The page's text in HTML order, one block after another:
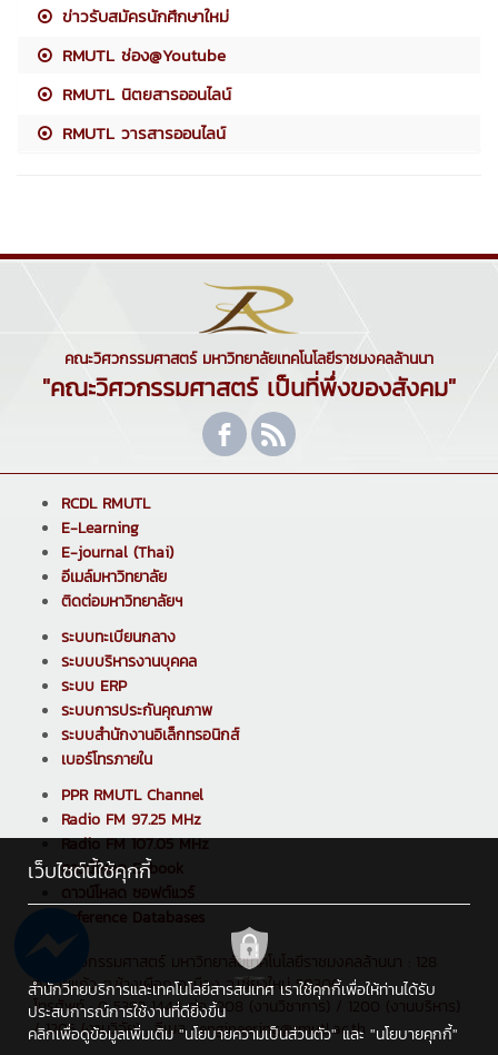
ข่าวรับสมัครนักศึกษาใหม่
RMUTL ช่อง@Youtube
RMUTL นิตยสารออนไลน์
RMUTL วารสารออนไลน์
คณะวิศวกรรมศาสตร์ มหาวิทยาลัยเทคโนโลยีราชมงคลล้านนา
"คณะวิศวกรรมศาสตร์ เป็นที่พึ่งของสังคม"
RCDL RMUTL
E-Learning
E-journal (Thai)
อีเมล์มหาวิทยาลัย
ติดต่อมหาวิทยาลัยฯ
ระบบทะเบียนกลาง
ระบบบริหารงานบุคคล
ระบบ ERP
ระบบการประกันคุณภาพ
ระบบสำนักงานอิเล็กทรอนิกส์
เบอร์โทรภายใน
PPR RMUTL Channel
Radio FM 97.25 MHz
Radio FM 107.05 MHz
ดาวน์โหลด E-book
ดาวน์โหลด ซอฟต์แวร์
Reference Databases
คณะวิศวกรรมศาสตร์ มหาวิทยาลัยเทคโนโลยีราชมงคลล้านนา : 128
ถ.ห้วยแก้ว ต.ช้างเผือก อ.เมือง จ.เชียงใหม่ 50300
โทรศัพท์ : 0 5392 1444 ต่อ 1208 (งานวิชาการ) / 1200 (งานบริหาร)
/ 1205 (งานวิจัย) , อีเมล : engineering@rmutl.ac.th
เว็บไซต์นี้ใช้คุกกี้
สำนักวิทยบริการและเทคโนโลยีสารสนเทศ เราใช้คุกกี้เพื่อให้ท่านได้รับ
ประสบการณ์การใช้งานที่ดียิ่งขึ้น
คลิกเพื่อดูข้อมูลเพิ่มเติม "นโยบายความเป็นส่วนตัว" และ "นโยบายคุกกี้"